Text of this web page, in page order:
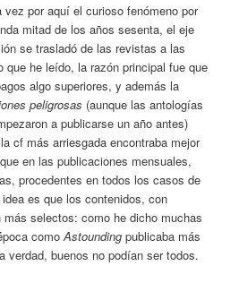
vez por aquí el curioso fenómeno por
mitad de los años sesenta, el eje
se trasladó de las revistas a las
que he leído, la razón principal fue que
algo superiores, y además la
peligrosas (aunque las antologías
a publicarse un año antes)
cf más arriesgada encontraba mejor
en las publicaciones mensuales,
procedentes en todos los casos de
es que los contenidos, con
más selectos: como he dicho muchas
comoAstounding publicaba más
verdad, buenos no podían ser todos.